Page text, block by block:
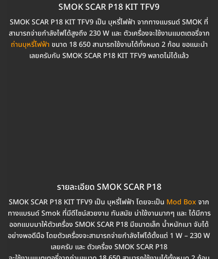
SMOK SCAR P18 KIT TFV9
SMOK SCAR P18 KIT TFV9 เป็น บุหรี่ไฟฟ้า จากทางแบรนด์ SMOK ที่
สามารถจ่ายกำลังไฟได้สูงถึง 230 W และ ตัวเครื่องจะใช้งานแบตเตอรี่จาก
ถ่านบุหรี่ไฟฟ้า ขนาด 18 650 สามารถใช้งานได้ทั้งหมด 2 ก้อน ขอแนะนำ
เลยครับกับ SMOK SCAR P18 KIT TFV9 พลาดไม่ได้แล้ว
รายละเอียด SMOK SCAR P18
SMOK SCAR P18 KIT TFV9 เป็น บุหรี่ไฟฟ้า โดยจะเป็น Mod Boxจาก
ทางแบรนด์ Smok ที่มีดีไซน์สวยงาม ทันสมัย น่าใช้งานมากๆ และ ได้มีการ
ออกแบบมาให้ตัวเครื่อง SMOK SCAR P18 มีขนาดเล็ก น้ำหนักเบา จับได้
อย่างพอดีมือ โดยตัวเครื่องจะสามารถจ่ายกำลังไฟได้ตั้งแต่ 1 W – 230 W
เลยครับ และ ตัวเครื่อง SMOK SCAR P18